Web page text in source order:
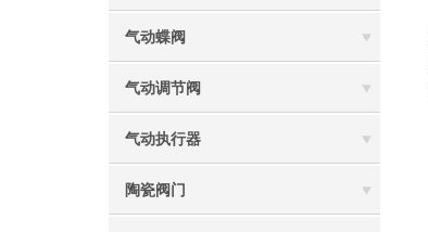
气动蝶阀
气动调节阀
气动执行器
陶瓷阀门